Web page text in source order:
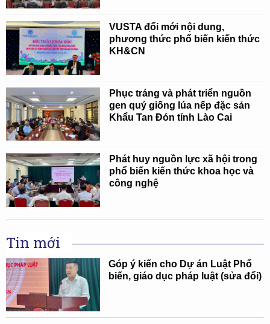
VUSTA đổi mới nội dung,
phương thức phổ biến kiến thức
KH&CN
Phục tráng và phát triển nguồn
gen quý giống lúa nếp đặc sản
Khẩu Tan Đón tỉnh Lào Cai
Phát huy nguồn lực xã hội trong
phổ biến kiến thức khoa học và
công nghệ
Tin mới
Góp ý kiến cho Dự án Luật Phổ
biến, giáo dục pháp luật (sửa đổi)